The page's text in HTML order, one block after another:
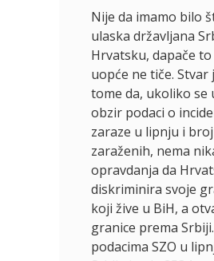
Nije da imamo bilo
ulaska državljana
Hrvatsku, dapače to
uopće ne tiče. Stvar
tome da, ukoliko se
obzir podaci o
zaraze u lipnju i broj
zaraženih, nema
opravdanja da
diskriminira svoje
koji žive u BiH, a
granice prema
podacima SZO u